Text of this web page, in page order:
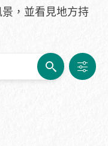
，並看見地方持